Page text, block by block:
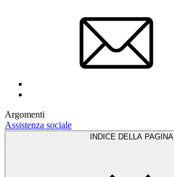
Argomenti
Assistenza sociale
INDICE DELLA PAGINA